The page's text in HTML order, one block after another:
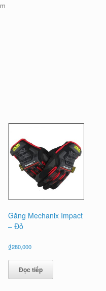
Găng Mechanix Impact
– Đỏ
₫280,000
Đọc tiếp